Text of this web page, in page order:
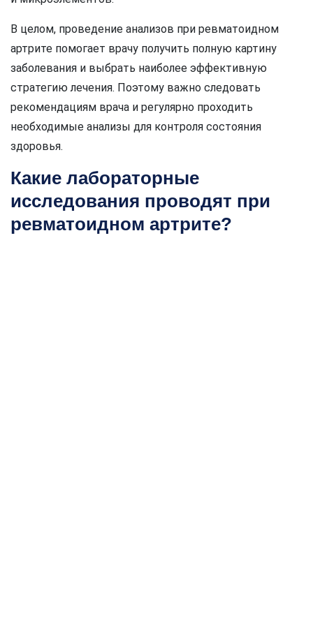
В целом, проведение анализов при ревматоидном
артрите помогает врачу получить полную картину
заболевания и выбрать наиболее эффективную
стратегию лечения. Поэтому важно следовать
рекомендациям врача и регулярно проходить
необходимые анализы для контроля состояния
здоровья.
Какие лабораторные
исследования проводят при
ревматоидном артрите?